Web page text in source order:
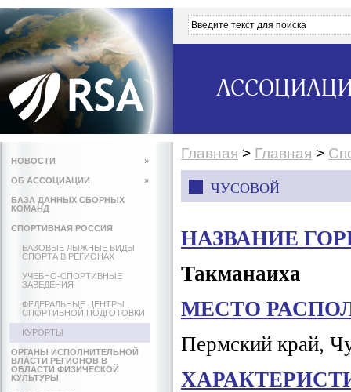
НОВОСТИ »
ОБ АССОЦИАЦИИ »
БАЗА ДАННЫХ СБОРНЫХ
КОМАНД
СПОРТИВНАЯ РОССИЯ
БАЗОВЫЕ ЛЫЖНЫЕ ВИДЫ
СПОРТА В РЕГИОНАХ
УЧЕБНО-СПОРТИВНЫЕ
ЗАВЕДЕНИЯ
ФЕДЕРАЛЬНЫЕ ЦЕНТРЫ
СПОРТИВНОЙ ПОДГОТОВКИ
КУРОРТЫ
ОРГАНЫ ИСПОЛНИТЕЛЬНОЙ
ВЛАСТИ РЕГИОНОВ В
ОБЛАСТИ ФИЗИЧЕСКОЙ
КУЛЬТУРЫ
Главная > Главная >
ЧУСОВОЙ
НАЗВАНИЕ
Такманаиха
МЕСТО
Пермский край,